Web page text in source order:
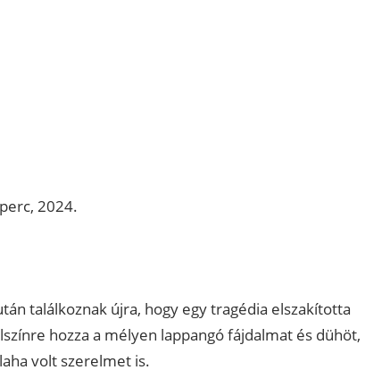
2024.
találkoznak újra, hogy egy tragédia elszakította
hozza a mélyen lappangó fájdalmat és dühöt,
volt szerelmet is.